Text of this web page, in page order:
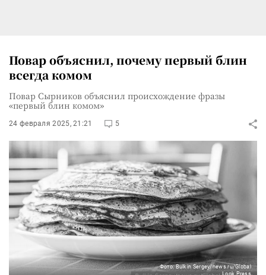
Повар объяснил, почему первый блин
всегда комом
Повар Сырников объяснил происхождение фразы
«первый блин комом»
24 февраля 2025, 21:21 5
Фото: Bulkin Sergey/news.ru/Global
Look Press